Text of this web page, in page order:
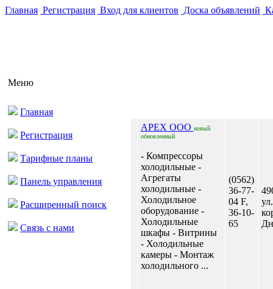
Главная Регистрация Вход для клиентов Доска объявлений
Меню
Главная
Регистрация
Тарифные планы
Панель управления
Расширенный поиск
Связь с нами
APEX ООО новый
обновленный
- Компрессоры
холодильные -
Агрегаты
холодильные -
Холодильное
оборудование -
Холодильные
шкафы - Витрины
- Холодильные
камеры - Монтаж
холодильного ...
(0562)
36-77-
04 F,
36-10-
65